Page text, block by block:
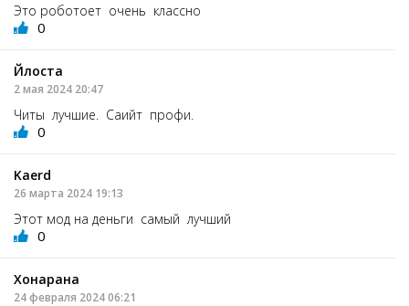
Это роботоет очень классно
0
Йлоста
2 мая 2024 20:47
Читы лучшие. Саийт профи.
0
Kaerd
26 марта 2024 19:13
Этот мод на деньги самый лучший
0
Хонарана
24 февраля 2024 06:21